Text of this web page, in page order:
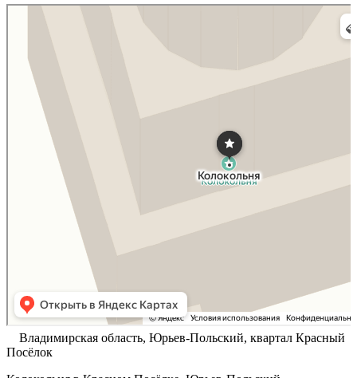
Юрьев‑Польский
Владимирская область, Юрьев-Польский, квартал Красный
Посёлок